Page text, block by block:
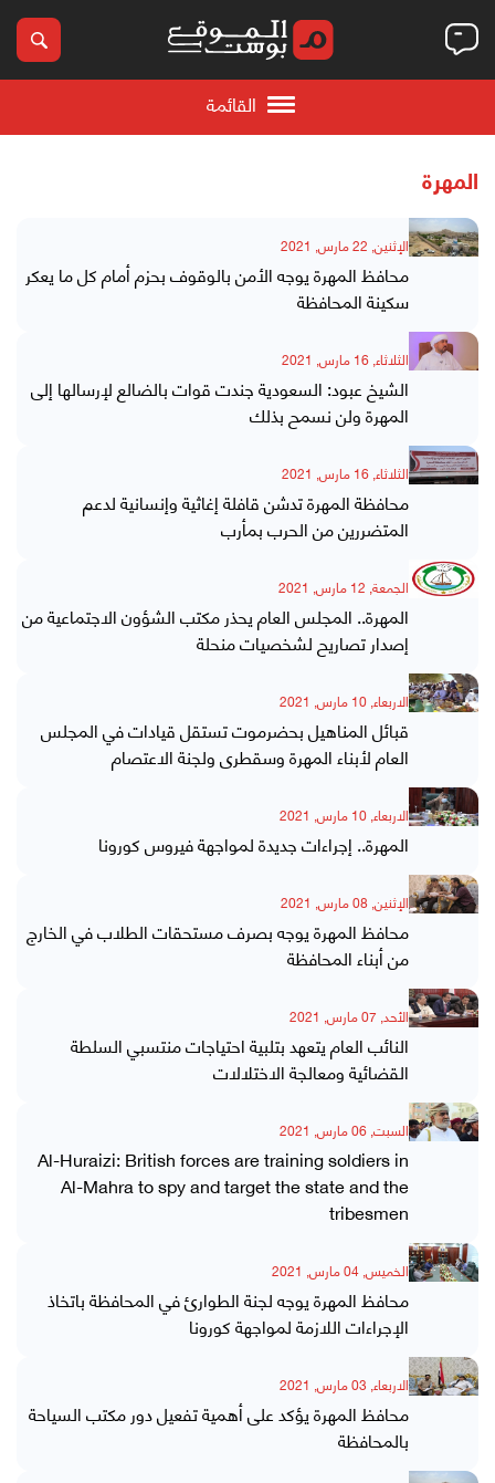
القائمة
المهرة
الإثنين, 22 مارس, 2021
محافظ المهرة يوجه الأمن بالوقوف بحزم أمام كل ما يعكر
سكينة المحافظة
الثلاثاء, 16 مارس, 2021
الشيخ عبود: السعودية جندت قوات بالضالع لإرسالها إلى
المهرة ولن نسمح بذلك
الثلاثاء, 16 مارس, 2021
محافظة المهرة تدشن قافلة إغاثية وإنسانية لدعم
المتضررين من الحرب بمأرب
الجمعة, 12 مارس, 2021
المهرة.. المجلس العام يحذر مكتب الشؤون الاجتماعية من
إصدار تصاريح لشخصيات منحلة
الاربعاء, 10 مارس, 2021
قبائل المناهيل بحضرموت تستقل قيادات في المجلس
العام لأبناء المهرة وسقطرى ولجنة الاعتصام
الاربعاء, 10 مارس, 2021
المهرة.. إجراءات جديدة لمواجهة فيروس كورونا
الإثنين, 08 مارس, 2021
محافظ المهرة يوجه بصرف مستحقات الطلاب في الخارج
من أبناء المحافظة
الأحد, 07 مارس, 2021
النائب العام يتعهد بتلبية احتياجات منتسبي السلطة
القضائية ومعالجة الاختلالات
السبت, 06 مارس, 2021
Al-Huraizi: British forces are training soldiers in
Al-Mahra to spy and target the state and the
tribesmen
الخميس, 04 مارس, 2021
محافظ المهرة يوجه لجنة الطوارئ في المحافظة باتخاذ
الإجراءات اللازمة لمواجهة كورونا
الاربعاء, 03 مارس, 2021
محافظ المهرة يؤكد على أهمية تفعيل دور مكتب السياحة
بالمحافظة